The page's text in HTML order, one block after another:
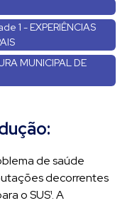
1 - EXPERIÊNCIAS
MUNICIPAL DE
de saúde
decorrentes
o SUS¹. A